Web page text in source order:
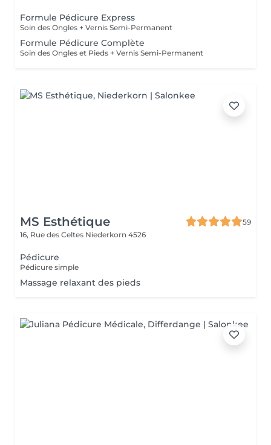
Formule Pédicure Express
Soin des Ongles + Vernis Semi-Permanent
Formule Pédicure Complète
Soin des Ongles et Pieds + Vernis Semi-Permanent
MS Esthétique
59
16, Rue des Celtes Niederkorn 4526
Pédicure
Pédicure simple
Massage relaxant des pieds